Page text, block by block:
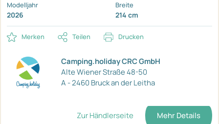
Modelljahr
2026
Breite
214 cm
Merken Teilen Drucken
Camping.holiday CRC GmbH
Alte Wiener Straße 48-50
A - 2460 Bruck an der Leitha
Zur Händlerseite Mehr Details